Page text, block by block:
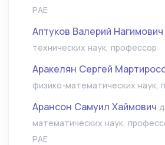
РАЕ
Аптуков Валерий Нагимович
технических наук, профессор
Аракелян Сергей
физико-математических наук,
Арансон Самуил Хаймович
математических наук,
РАЕ